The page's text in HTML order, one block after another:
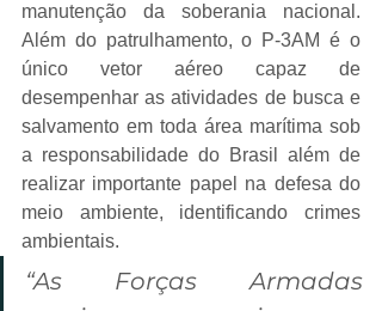
manutenção da soberania nacional.
Além do patrulhamento, o P-3AM é o
único vetor aéreo capaz de
desempenhar as atividades de busca e
salvamento em toda área marítima sob
a responsabilidade do Brasil além de
realizar importante papel na defesa do
meio ambiente, identificando crimes
ambientais.
“As Forças Armadas